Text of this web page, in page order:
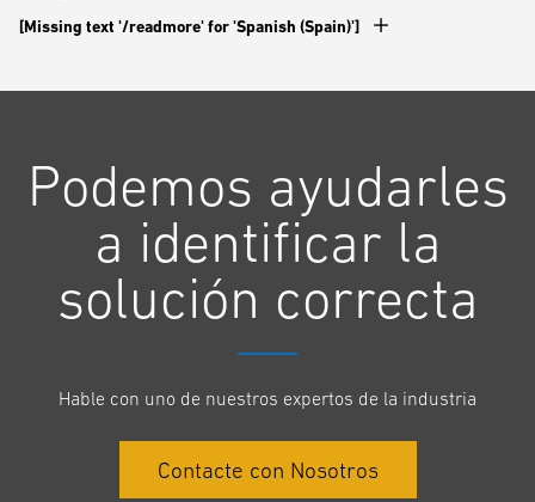
Chris van der Werdt, Product Strategy Manager EMEA Big Trucks en
GDP100DFS, GDP130-160EF y GDP160EF12.
Bajo control
El enfoque en la ergonomía dentro de la cabina ofrece un entorno de
[Missing text '/readmore' for 'Spanish (Spain)']
Podemos ayudarles
a identificar la
solución correcta
Hable con uno de nuestros expertos de la industria
Contacte con Nosotros